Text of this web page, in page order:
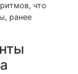
что
ранее